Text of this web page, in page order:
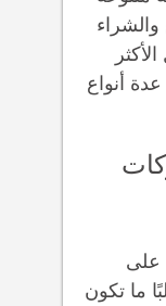
والشراء
عدة أنواع
على
ما تكون